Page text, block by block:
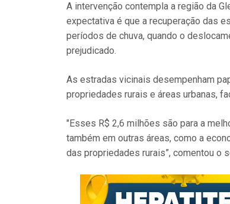
A intervenção contempla a região da
expectativa é que a recuperação das
períodos de chuva, quando o
prejudicado.
As estradas vicinais desempenham
propriedades rurais e áreas urbanas,
"Esses R$ 2,6 milhões são para a
também em outras áreas, como a
das propriedades rurais”, comentou o